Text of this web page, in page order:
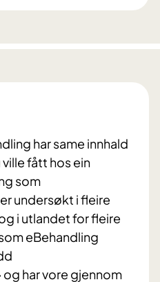
har same innhald
fått hos ein
som
undersøkt i fleire
i utlandet for fleire
eBehandling
har vore gjennom